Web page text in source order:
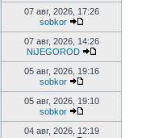
07 авг, 2026, 17:26
sobkor
07 авг, 2026, 14:26
NiJEGOROD
05 авг, 2026, 19:16
sobkor
05 авг, 2026, 19:10
sobkor
04 авг, 2026, 12:19